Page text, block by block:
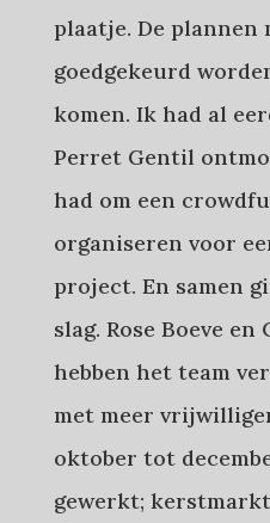
plaatje. De plannen
goedgekeurd
komen. Ik had al
Perret Gentil
had om een
organiseren voor
project. En samen
slag. Rose Boeve en
hebben het team
met meer
oktober tot
gewerkt;